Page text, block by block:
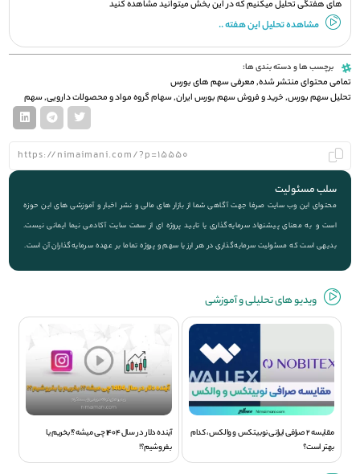
های هفتگی تحلیل میکنیم که در این بخش میتوانید مشاهده کنید
مشاهده تحلیل این هفته ..
برچسب ها و دسته بندی ها:
تمامی محتوای منتشر شده,معرفی سهم های بورس
تحلیل سهم بورس,خرید و فروش سهم بورس ایران,سهام گروه مواد و محصولات دارویی,سهم
سلب مسئولیت
محتوای این وب سایت صرفا جهت آگاهی شما از بازار های مالی و نشر اخبار و آموزشی های این حوزه
است و به معنای پیشنهاد سرمایه‌گذاری یا تایید پروژه ای از سمت سایت آکادمی نیما ایمانی نیست.
بدیهی است که مسئولیت سرمایه‌گذاری در هر ارز یا سهم و پروژه تماما بر عهده سرمایه‌گذاران آن است.
ویديو های تحلیلی و آموزشی
مقایسه 2 صرافی ایرانی نوبیتکس و والکس، کدام
بهتر است؟
آینده دلار در سال 1404 چی میشه؟! بخریم یا
بفروشیم؟!